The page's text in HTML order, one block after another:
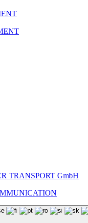
TRANSPORT GmbH